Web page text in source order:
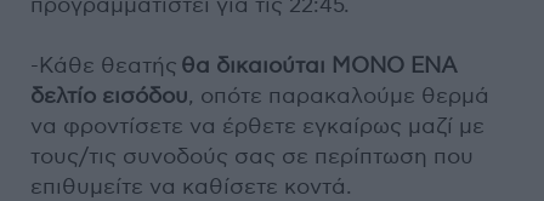
-Κάθε θεατής θα δικαιούται ΜΟΝΟ ΕΝΑ
δελτίο εισόδου, οπότε παρακαλούμε θερμά
να φροντίσετε να έρθετε εγκαίρως μαζί με
τους/τις συνοδούς σας σε περίπτωση που
επιθυμείτε να καθίσετε κοντά.